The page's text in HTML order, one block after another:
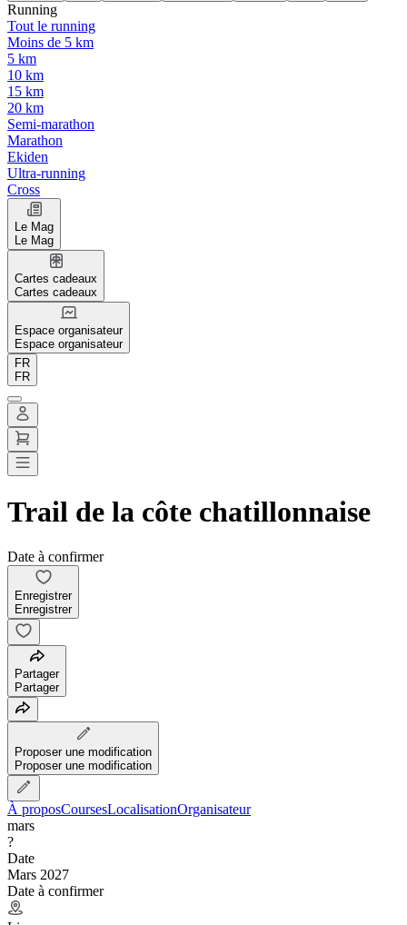
Running
Tout le running
Moins de 5 km
5 km
10 km
15 km
20 km
Semi-marathon
Marathon
Ekiden
Ultra-running
Cross
Le Mag
Le Mag
Cartes cadeaux
Cartes cadeaux
Espace organisateur
Espace organisateur
FR
FR
Trail de la côte chatillonnaise
Date à confirmer
Enregistrer
Enregistrer
Partager
Partager
Proposer une modification
Proposer une modification
À proposCoursesLocalisationOrganisateur
mars
?
Date
Mars 2027
Date à confirmer